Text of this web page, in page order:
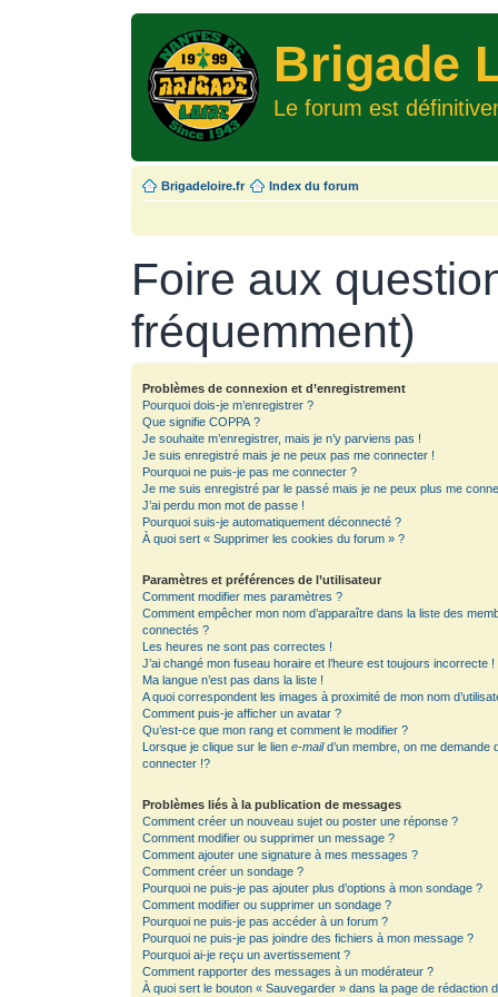
Brigade
Le forum est
Brigadeloire.fr Index du forum
Foire aux
fréquemment)
Problèmes de connexion et d’enregistrement
Pourquoi dois-je m’enregistrer ?
Que signifie COPPA ?
Je souhaite m’enregistrer, mais je n’y parviens pas !
Je suis enregistré mais je ne peux pas me connecter !
Pourquoi ne puis-je pas me connecter ?
Je me suis enregistré par le passé mais je ne peux plus me
J’ai perdu mon mot de passe !
Pourquoi suis-je automatiquement déconnecté ?
À quoi sert « Supprimer les cookies du forum » ?
Paramètres et préférences de l’utilisateur
Comment modifier mes paramètres ?
Comment empêcher mon nom d’apparaître dans la liste des
connectés ?
Les heures ne sont pas correctes !
J’ai changé mon fuseau horaire et l’heure est toujours incorrecte !
Ma langue n’est pas dans la liste !
A quoi correspondent les images à proximité de mon nom
Comment puis-je afficher un avatar ?
Qu’est-ce que mon rang et comment le modifier ?
Lorsque je clique sur le lien e-maild’un membre, on me demande
connecter !?
Problèmes liés à la publication de messages
Comment créer un nouveau sujet ou poster une réponse ?
Comment modifier ou supprimer un message ?
Comment ajouter une signature à mes messages ?
Comment créer un sondage ?
Pourquoi ne puis-je pas ajouter plus d’options à mon sondage ?
Comment modifier ou supprimer un sondage ?
Pourquoi ne puis-je pas accéder à un forum ?
Pourquoi ne puis-je pas joindre des fichiers à mon message ?
Pourquoi ai-je reçu un avertissement ?
Comment rapporter des messages à un modérateur ?
À quoi sert le bouton « Sauvegarder » dans la page de rédaction